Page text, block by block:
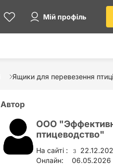
Мій профіль
Ящики для перевезення птиці
Автор
ООО
птицеводство"
На сайті : з
Онлайн:
06.05.2026